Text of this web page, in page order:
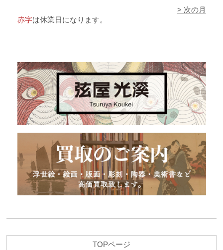
> 次の月
赤字は休業日になります。
TOPページ